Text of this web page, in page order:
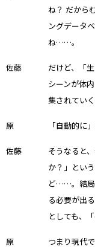
ね？ だから
ングデータ
ね……。
佐藤
だけど、「
シーンが体
集されてい
原 「自動的に」
佐藤
そうなると
か？」とい
ど……。結局
る必要が出
としても、
原
つまり現代